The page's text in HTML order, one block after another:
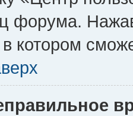
форума.
котором